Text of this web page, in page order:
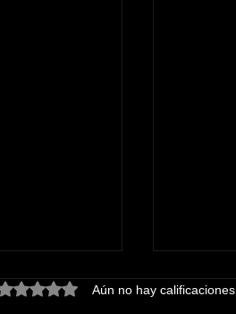
0 de 5 estrellas.
Aún no hay calificaciones